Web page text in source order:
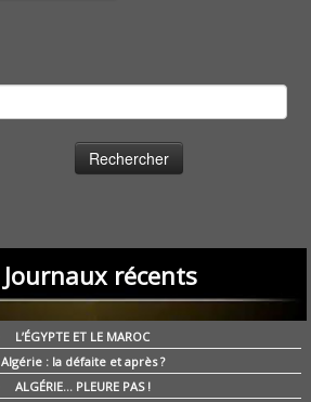
Journaux récents
L’ÉGYPTE ET LE MAROC
Algérie : la défaite et après ?
ALGÉRIE… PLEURE PAS !